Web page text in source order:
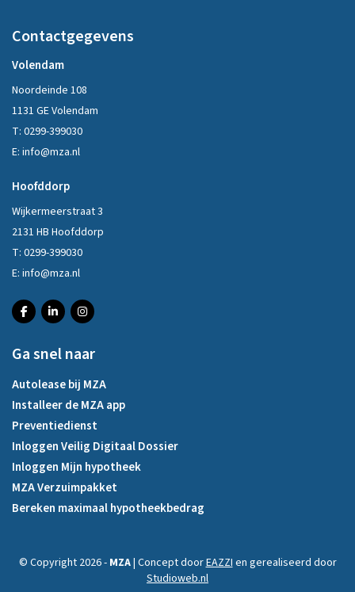
Contactgegevens
Volendam
Noordeinde 108
1131 GE Volendam
T: 0299-399030
E: info@mza.nl
Hoofddorp
Wijkermeerstraat 3
2131 HB Hoofddorp
T: 0299-399030
E: info@mza.nl
Ga snel naar
Autolease bij MZA
Installeer de MZA app
Preventiedienst
Inloggen Veilig Digitaal Dossier
Inloggen Mijn hypotheek
MZA Verzuimpakket
Bereken maximaal hypotheekbedrag
© Copyright 2026 - MZA| Concept doorEAZZI en gerealiseerd door
Studioweb.nl